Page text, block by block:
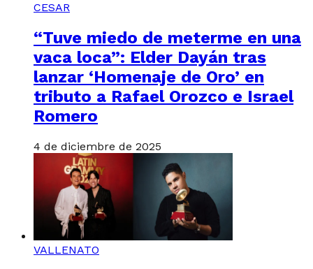
CESAR
“Tuve miedo de meterme en una
vaca loca”: Elder Dayán tras
lanzar ‘Homenaje de Oro’ en
tributo a Rafael Orozco e Israel
Romero
4 de diciembre de 2025
VALLENATO